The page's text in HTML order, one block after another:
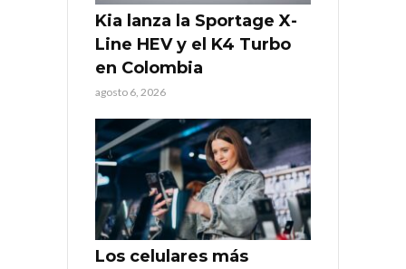
Kia lanza la Sportage X-
Line HEV y el K4 Turbo
en Colombia
agosto 6, 2026
Los celulares más